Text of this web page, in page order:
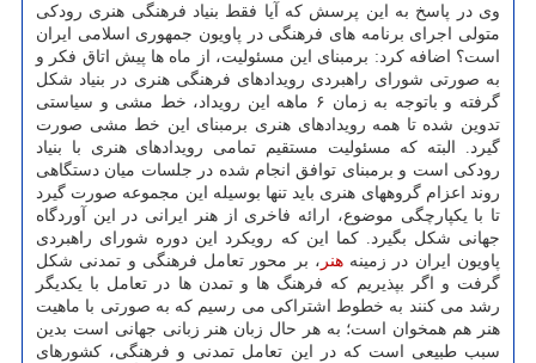
وی در پاسخ به این پرسش که آیا فقط بنیاد فرهنگی هنری رودکی
متولی اجرای برنامه های فرهنگی در پاویون جمهوری اسلامی ایران
است؟ اضافه کرد: برمبنای این مسئولیت، از ماه ها پیش اتاق فکر و
به صورتی شورای راهبردی رویدادهای فرهنگی هنری در بنیاد شکل
گرفته و باتوجه به زمان ۶ ماهه این رویداد، خط مشی و سیاستی
تدوین شده تا همه رویدادهای هنری برمبنای این خط مشی صورت
گیرد. البته که مسئولیت مستقیم تمامی رویدادهای هنری با بنیاد
رودکی است و برمبنای توافق انجام شده در جلسات میان دستگاهی
روند اعزام گروههای هنری باید تنها بوسیله این مجموعه صورت گیرد
تا با یکپارچگی موضوع، ارائه فاخری از هنر ایرانی در این آوردگاه
جهانی شکل بگیرد. کما این که رویکرد این دوره شورای راهبردی
پاویون ایران در زمینههنر ، بر محور تعامل فرهنگی و تمدنی شکل
گرفت و اگر بپذیریم که فرهنگ ها و تمدن ها در تعامل با یکدیگر
رشد می کنند به خطوط اشتراکی می رسیم که به صورتی با ماهیت
هنر هم همخوان است؛ به هر حال زبان هنر زبانی جهانی است بدین
سبب طبیعی است که در این تعامل تمدنی و فرهنگی، کشورهای